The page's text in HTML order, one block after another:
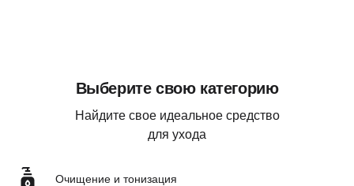
Выберите свою категорию
Найдите свое идеальное средство
для ухода
Очищение и тонизация